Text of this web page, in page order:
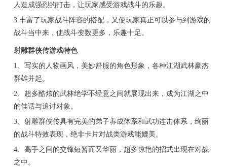
人造成强烈的打击，让玩家感受游戏战斗的乐趣。
3.丰富了玩家战斗阵容的搭配，又使玩家真正可以参与到游戏的
战斗当中来，使战斗变数更多，乐趣十足。
射雕群侠传游戏特色
1、写实的人物画风，美妙舒服的角色形象，各种江湖武林豪杰
群雄并起。
2、超多酷炫的武林绝学不经意之间就展现出来，成为江湖之中
的佳话与追讨对象。
3、射雕群侠传具有完美的弟子养成体系和武功连击体系，绚丽
的战斗特效表现，绝非卡片对战类游戏能媲美。
4、高手之间的交锋短暂而又华丽，超多惊艳的招式出现在对战
之中。